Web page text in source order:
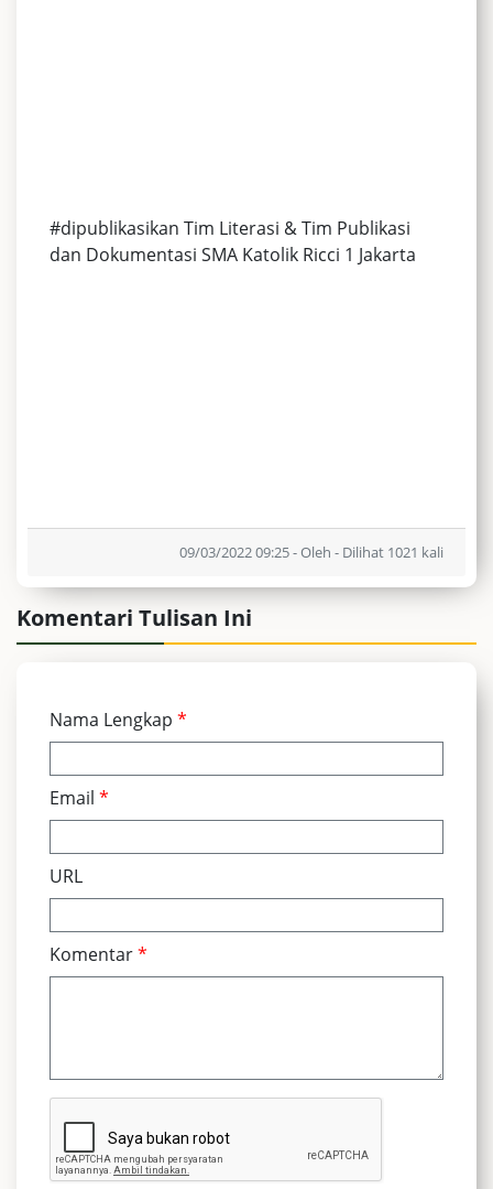
#dipublikasikan Tim Literasi & Tim Publikasi
dan Dokumentasi SMA Katolik Ricci 1 Jakarta
09/03/2022 09:25 - Oleh - Dilihat 1021 kali
Komentari Tulisan Ini
Nama Lengkap *
Email *
URL
Komentar*